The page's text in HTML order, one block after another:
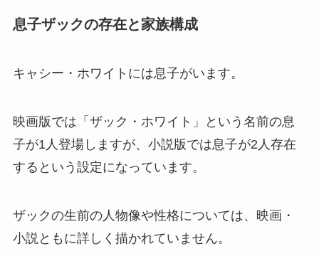
息子ザックの存在と家族構成
キャシー・ホワイトには息子がいます。
映画版では「ザック・ホワイト」という名前の息
子が1人登場しますが、小説版では息子が2人存在
するという設定になっています。
ザックの生前の人物像や性格については、映画・
小説ともに詳しく描かれていません。